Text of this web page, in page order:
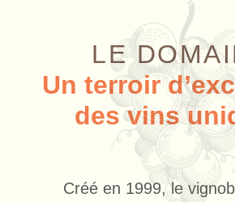
LE
Un terroir
des vins
Créé en 1999, le